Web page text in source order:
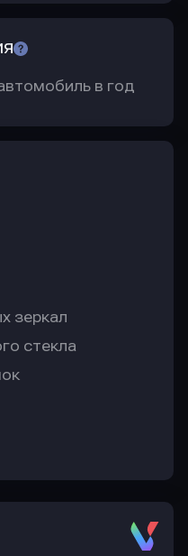
в год
зеркал
стекла